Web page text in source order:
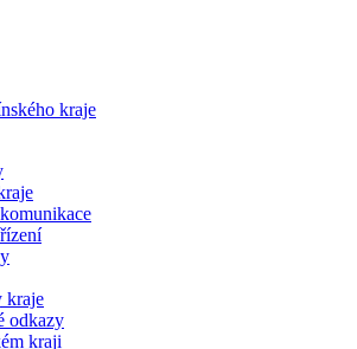
kraje
odkazy
kraji